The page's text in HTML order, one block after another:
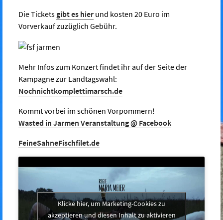
Die Tickets gibt es hier und kosten 20 Euro im
Vorverkauf zuzüglich Gebühr.
Mehr Infos zum Konzert findet ihr auf der Seite der
Kampagne zur Landtagswahl:
Nochnichtkomplettimarsch.de
Kommt vorbei im schönen Vorpommern!
Wasted in Jarmen Veranstaltung @ Facebook
FeineSahneFischfilet.de
Klicke hier, um Marketing-Cookies zu
akzeptieren und diesen Inhalt zu aktivieren